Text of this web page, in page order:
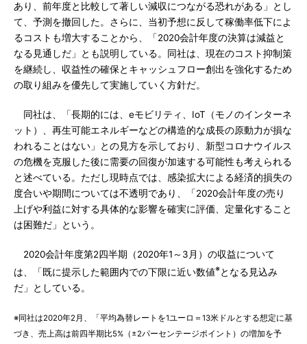
あり、前年度と比較して著しい減収につながる恐れがある」とし
て、予測を撤回した。さらに、当初予想に反して稼働率低下によ
るコストも増大することから、「2020会計年度の決算は減益と
なる見通しだ」とも説明している。同社は、現在のコスト抑制策
を継続し、収益性の確保とキャッシュフロー創出を強化するため
の取り組みを優先して実施していく方針だ。
同社は、「長期的には、eモビリティ、IoT（モノのインターネ
ット）、再生可能エネルギーなどの構造的な成長の原動力が損な
われることはない」との見方を示しており、新型コロナウイルス
の危機を克服した後に需要の回復が加速する可能性も考えられる
と述べている。ただし現時点では、感染拡大による経済的損失の
度合いや期間については不透明であり、「2020会計年度の売り
上げや利益に対する具体的な影響を確実に評価、定量化すること
は困難だ」という。
2020会計年度第2四半期（2020年1～3月）の収益について
は、「既に提示した範囲内での下限に近い数値※となる見込み
だ」としている。
※同社は2020年2月、「平均為替レートを1ユーロ＝13米ドルとする想定に基
づき、売上高は前四半期比5%（±2パーセンテージポイント）の増加を予